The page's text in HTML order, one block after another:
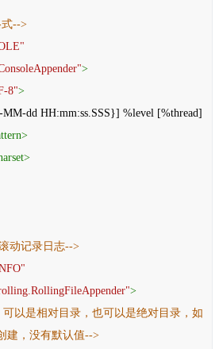
-->
>
8">
dd HH:mm:ss.SSS}] %level [%thread]
>
>
动记录日志-->
>
以是相对目录，也可以是绝对目录，如
建，没有默认值-->